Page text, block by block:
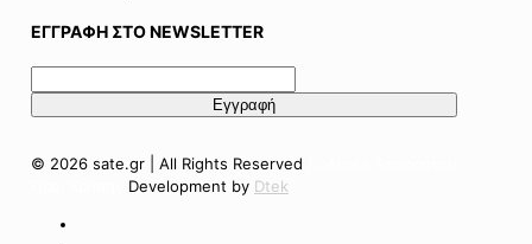
ΕΓΓΡΑΦΗ ΣΤΟ NEWSLETTER
© 2026 sate.gr | All Rights Reserved
Development by Dtek